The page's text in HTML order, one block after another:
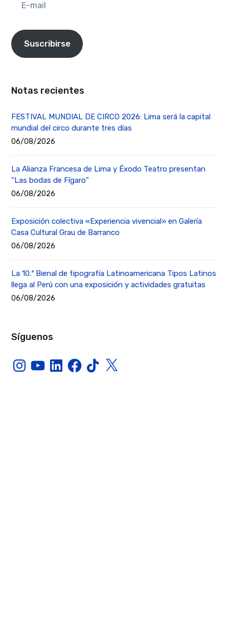
mail
Suscribirse
Notas recientes
FESTIVAL MUNDIAL DE CIRCO 2026: Lima será la capital
mundial del circo durante tres días
06/08/2026
La Alianza Francesa de Lima y Éxodo Teatro presentan
“Las bodas de Fígaro”
06/08/2026
Exposición colectiva «Experiencia vivencial» en Galería
Casa Cultural Grau de Barranco
06/08/2026
La 10.ª Bienal de tipografía Latinoamericana Tipos Latinos
llega al Perú con una exposición y actividades gratuitas
06/08/2026
Síguenos
InstagramYouTubeLinkedInFacebook
TikTokX